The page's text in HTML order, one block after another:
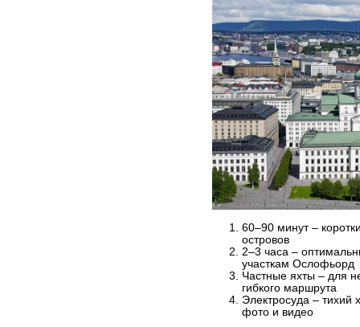
60–90 минут –
островов
2–3 часа –
участкам Ослофьорд
Частные яхты – для
гибкого маршрута
Электросуда –
фото и видео